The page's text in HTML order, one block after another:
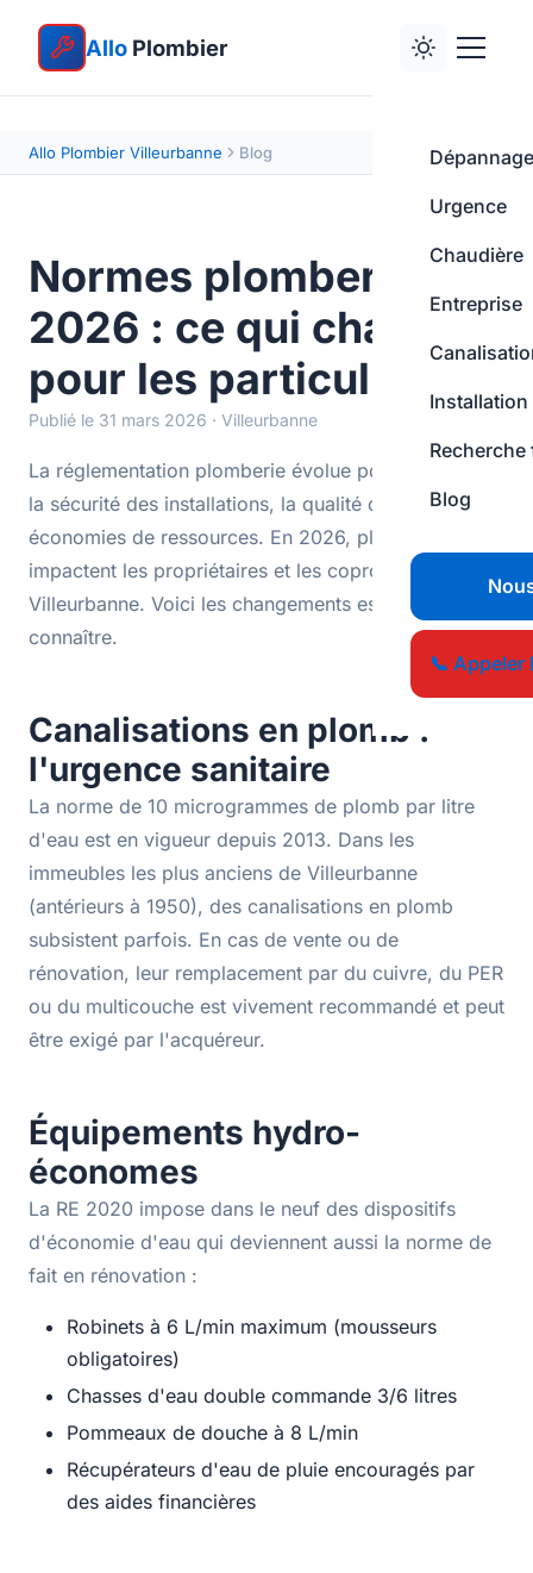
Allo Plombier
Dépannage
Urgence
Chaudière
Entreprise
Installation
Recherche
Blog
📞 Appeler
Allo Plombier Villeurbanne Blog
Normes plomberie
2026 : ce qui change
pour les particuliers
Publié le 31 mars 2026 · Villeurbanne
La réglementation plomberie évolue pour renforcer
la sécurité des installations, la qualité de l'eau et les
économies de ressources. En 2026, plusieurs textes
impactent les propriétaires et les copropriétés de
Villeurbanne. Voici les changements essentiels à
connaître.
Canalisations en plomb :
l'urgence sanitaire
La norme de 10 microgrammes de plomb par litre
d'eau est en vigueur depuis 2013. Dans les
immeubles les plus anciens de Villeurbanne
(antérieurs à 1950), des canalisations en plomb
subsistent parfois. En cas de vente ou de
rénovation, leur remplacement par du cuivre, du PER
ou du multicouche est vivement recommandé et peut
être exigé par l'acquéreur.
Équipements hydro-
économes
La RE 2020 impose dans le neuf des dispositifs
d'économie d'eau qui deviennent aussi la norme de
fait en rénovation :
Robinets à 6 L/min maximum (mousseurs
obligatoires)
Chasses d'eau double commande 3/6 litres
Pommeaux de douche à 8 L/min
Récupérateurs d'eau de pluie encouragés par
des aides financières